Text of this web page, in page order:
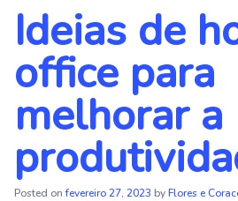
Ideias de
office para
melhorar a
Posted onfevereiro 27, 2023 byFlores e